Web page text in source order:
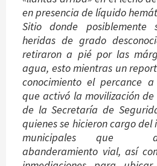
en presencia de líquido
Sitio donde posiblemente
heridas de grado
retiraron a pié por las
agua, esto mientras un
conocimiento el percance
que activó la movilización
de la Secretaría de
quienes se hicieron cargo del
municipales que
abanderamiento vial, así